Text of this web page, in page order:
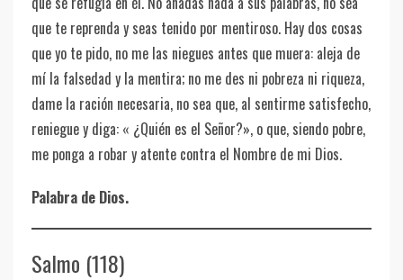
que te reprenda y seas tenido por mentiroso. Hay dos cosas
que yo te pido, no me las niegues antes que muera: aleja de
mí la falsedad y la mentira; no me des ni pobreza ni riqueza,
dame la ración necesaria, no sea que, al sentirme satisfecho,
reniegue y diga: « ¿Quién es el Señor?», o que, siendo pobre,
me ponga a robar y atente contra el Nombre de mi Dios.
Palabra de Dios.
Salmo (118)